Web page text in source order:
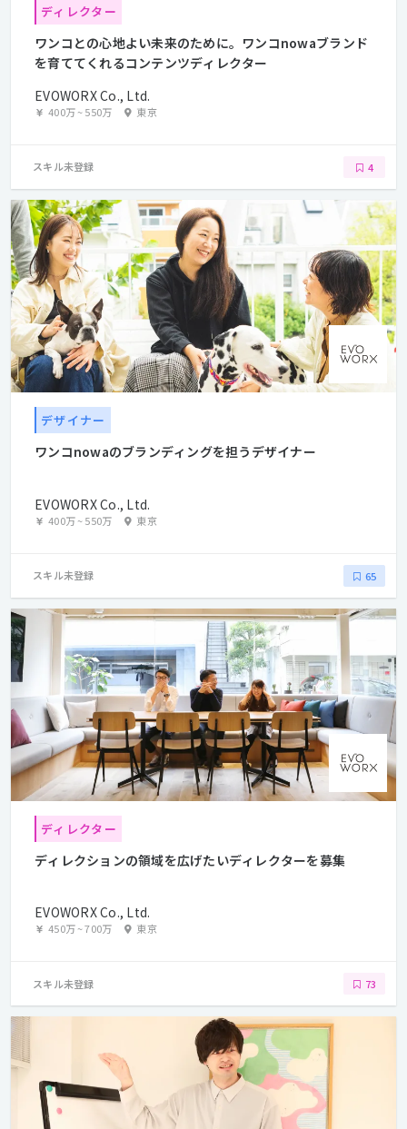
ディレクター
ワンコとの心地よい未来のために。ワンコnowaブランド
を育ててくれるコンテンツディレクター
EVOWORX Co., Ltd.
400万~550万 東京
スキル未登録 4
デザイナー
ワンコnowaのブランディングを担うデザイナー
EVOWORX Co., Ltd.
400万~550万 東京
スキル未登録 65
ディレクター
ディレクションの領域を広げたいディレクターを募集
EVOWORX Co., Ltd.
450万~700万 東京
スキル未登録 73